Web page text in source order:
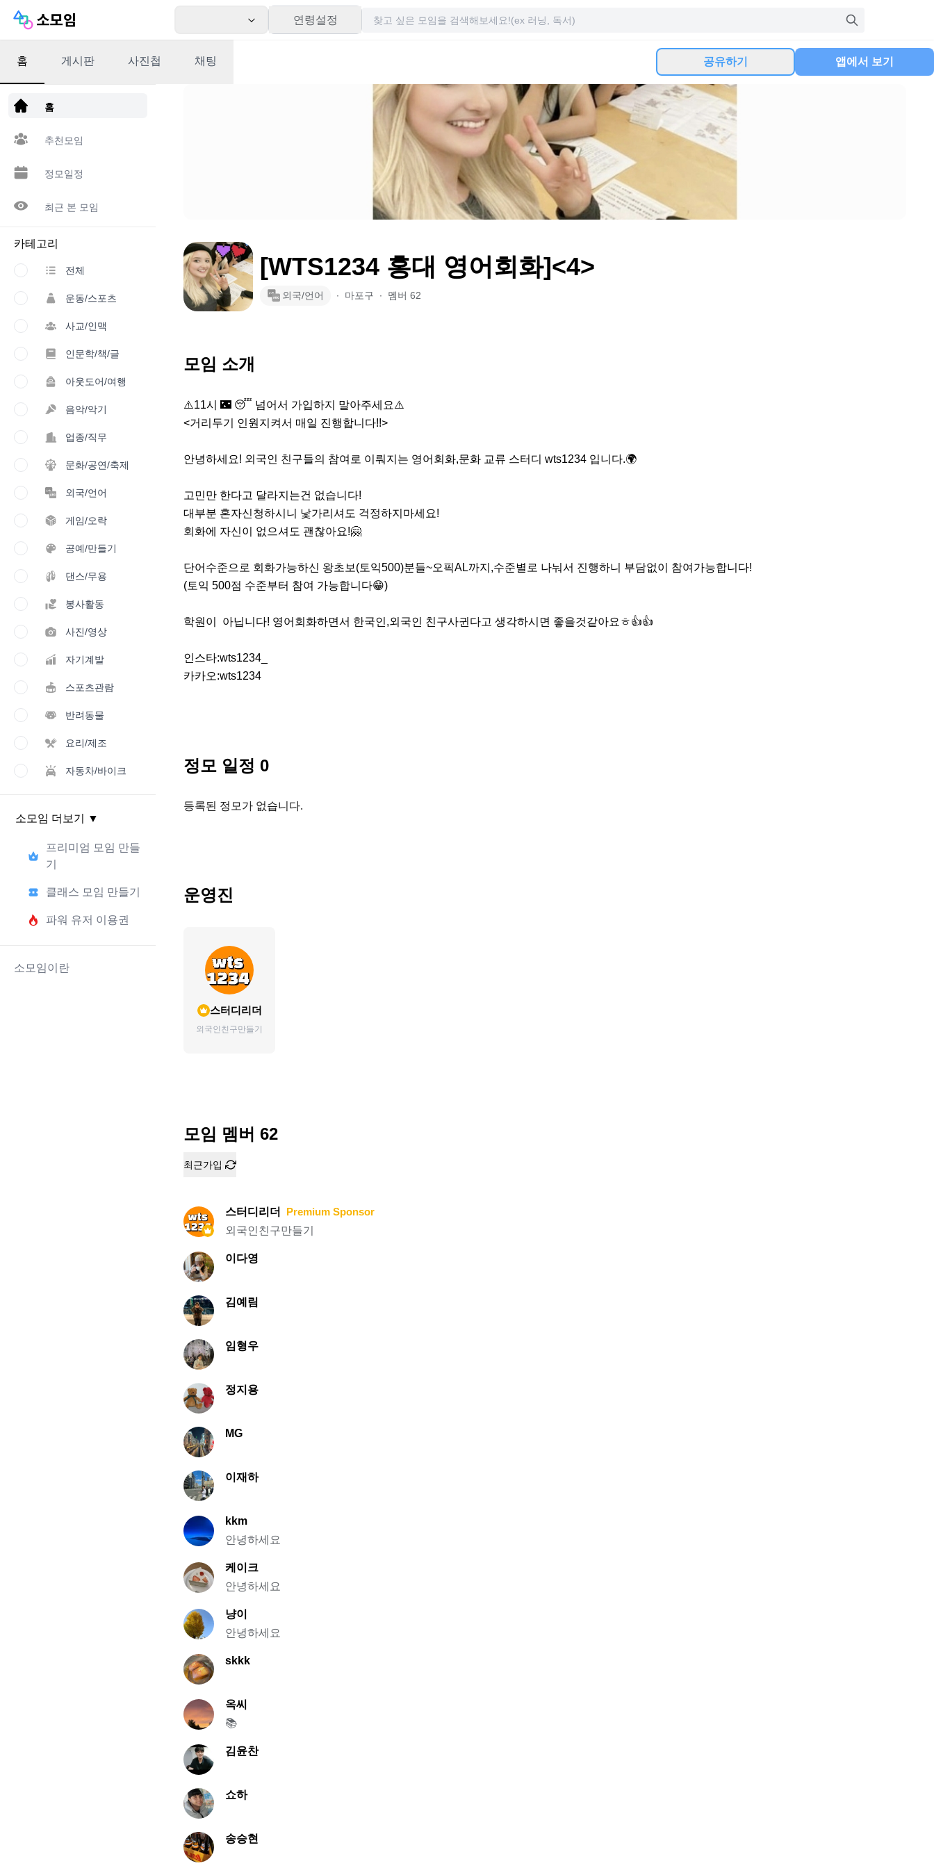
연령설정
앱 다운로드
홈
추천모임
정모일정
최근 본 모임
카테고리
전체
운동/스포츠
사교/인맥
인문학/책/글
아웃도어/여행
음악/악기
업종/직무
문화/공연/축제
외국/언어
게임/오락
공예/만들기
댄스/무용
봉사활동
사진/영상
자기계발
스포츠관람
반려동물
요리/제조
자동차/바이크
소모임 더보기 ▼
프리미엄 모임 만들
기
클래스 모임 만들기
파워 유저 이용권
소모임이란
홈 게시판 사진첩 채팅 공유하기 앱에서 보기
[WTS1234 홍대 영어회화]<4>
외국/언어 ∙ 마포구 ∙ 멤버 62
모임 소개
⚠️11시 🌃 😴 넘어서 가입하지 말아주세요⚠️
<거리두기 인원지켜서 매일 진행합니다!!>
안녕하세요! 외국인 친구들의 참여로 이뤄지는 영어회화,문화 교류 스터디 wts1234 입니다.🌍
고민만 한다고 달라지는건 없습니다!
대부분 혼자신청하시니 낯가리셔도 걱정하지마세요!
회화에 자신이 없으셔도 괜찮아요!🤗
단어수준으로 회화가능하신 왕초보(토익500)분들~오픽AL까지,수준별로 나눠서 진행하니 부담없이 참여가능합니다!
(토익 500점 수준부터 참여 가능합니다😁)
학원이  아닙니다! 영어회화하면서 한국인,외국인 친구사귄다고 생각하시면 좋을것같아요ㅎ👍👍
인스타:wts1234_
카카오:wts1234
정모 일정 0
등록된 정모가 없습니다.
운영진
스터디리더
외국인친구만들기
모임 멤버 62
최근가입
스터디리더
Premium Sponsor
외국인친구만들기
이다영
김예림
임형우
정지용
MG
이재하
kkm
안녕하세요
케이크
안녕하세요
냥이
안녕하세요
skkk
옥씨
📚
김윤찬
쇼하
송승현